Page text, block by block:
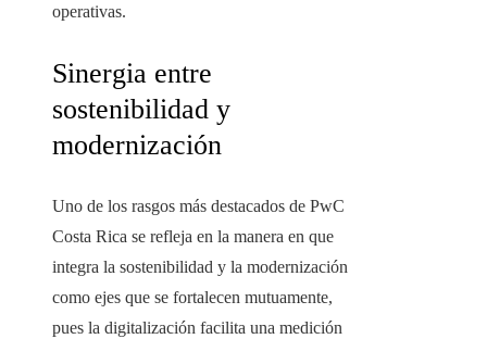
operativas.
Sinergia entre
sostenibilidad y
modernización
Uno de los rasgos más destacados de PwC
Costa Rica se refleja en la manera en que
integra la sostenibilidad y la modernización
como ejes que se fortalecen mutuamente,
pues la digitalización facilita una medición